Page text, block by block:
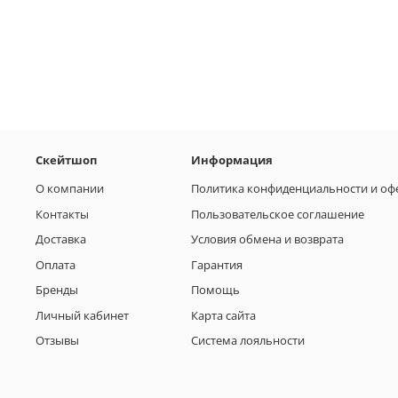
Скейтшоп
О компании
Контакты
Доставка
Оплата
Бренды
Личный кабинет
Отзывы
Информация
Политика конфиденциальности и
Пользовательское соглашение
Условия обмена и возврата
Гарантия
Помощь
Карта сайта
Система лояльности